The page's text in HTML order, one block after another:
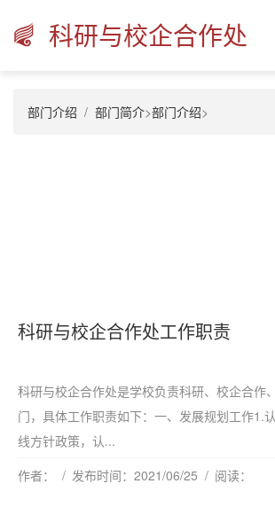
科研与校企合作处
部门介绍 部门简介>部门介绍>
科研与校企合作处工作职责
科研与校企合作处是学校负责科研、校企合作
门，具体工作职责如下：一、发展规划工作1.
线方针政策，认...
作者：
发布时间：2021/06/25 阅读：